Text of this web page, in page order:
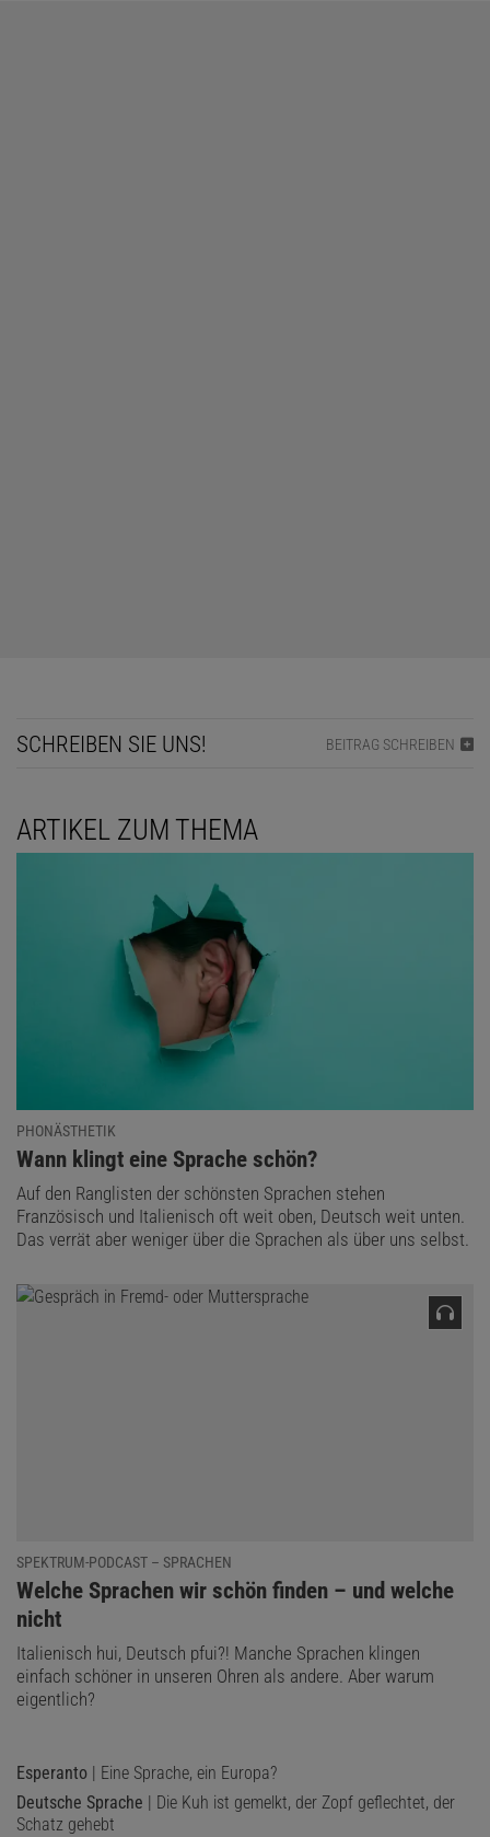
SCHREIBEN SIE UNS! BEITRAG SCHREIBEN
ARTIKEL ZUM THEMA
PHONÄSTHETIK
:
Wann klingt eine Sprache schön?
Auf den Ranglisten der schönsten Sprachen stehen
Französisch und Italienisch oft weit oben, Deutsch weit unten.
Das verrät aber weniger über die Sprachen als über uns selbst.
SPEKTRUM-PODCAST – SPRACHEN
:
Welche Sprachen wir schön finden – und welche
nicht
Italienisch hui, Deutsch pfui?! Manche Sprachen klingen
einfach schöner in unseren Ohren als andere. Aber warum
eigentlich?
Esperanto | Eine Sprache, ein Europa?
Deutsche Sprache | Die Kuh ist gemelkt, der Zopf geflechtet, der
Schatz gehebt